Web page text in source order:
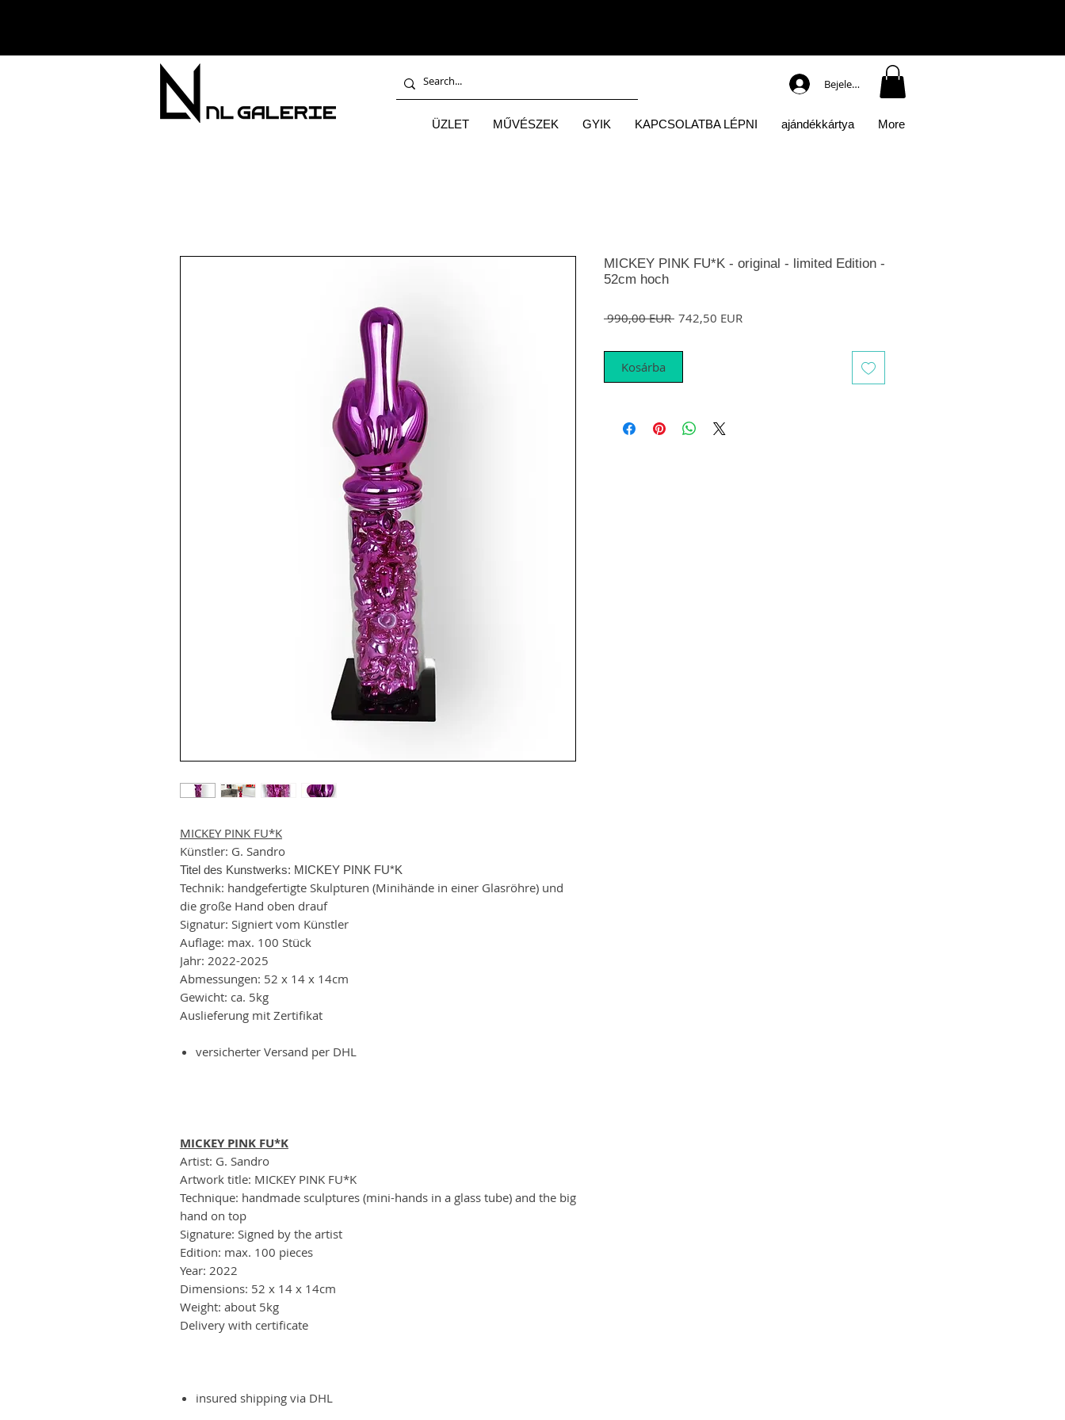
Bejelentkezés
ÜZLET MŰVÉSZEK GYIK KAPCSOLATBA LÉPNI ajándékkártya More
MICKEY PINK FU*K
Künstler: G. Sandro
Titel des Kunstwerks: MICKEY PINK FU*K
Technik: handgefertigte Skulpturen (Minihände in einer Glasröhre) und
die große Hand oben drauf
Signatur: Signiert vom Künstler
Auflage: max. 100 Stück
Jahr: 2022-2025
Abmessungen: 52 x 14 x 14cm
Gewicht: ca. 5kg
Auslieferung mit Zertifikat
versicherter Versand per DHL
MICKEY PINK FU*K
Artist: G. Sandro
Artwork title: MICKEY PINK FU*K
Technique: handmade sculptures (mini-hands in a glass tube) and the big
hand on top
Signature: Signed by the artist
Edition: max. 100 pieces
Year: 2022
Dimensions: 52 x 14 x 14cm
Weight: about 5kg
Delivery with certificate
insured shipping via DHL
MICKEY PINK FU*K - original - limited Edition -
52cm hoch
990,00 EUR Szokásos ár
742,50 EURAkciós ár
Kosárba